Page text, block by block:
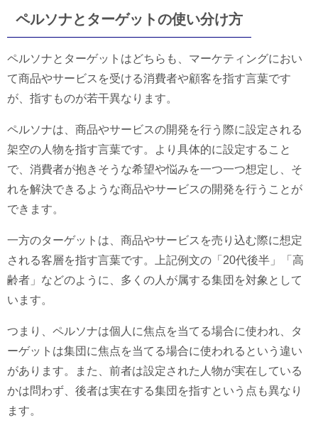
ペルソナとターゲットの使い分け方
ペルソナとターゲットはどちらも、マーケティングにおい
て商品やサービスを受ける消費者や顧客を指す言葉です
が、指すものが若干異なります。
ペルソナは、商品やサービスの開発を行う際に設定される
架空の人物を指す言葉です。より具体的に設定すること
で、消費者が抱きそうな希望や悩みを一つ一つ想定し、そ
れを解決できるような商品やサービスの開発を行うことが
できます。
一方のターゲットは、商品やサービスを売り込む際に想定
される客層を指す言葉です。上記例文の「20代後半」「高
齢者」などのように、多くの人が属する集団を対象として
います。
つまり、ペルソナは個人に焦点を当てる場合に使われ、タ
ーゲットは集団に焦点を当てる場合に使われるという違い
があります。また、前者は設定された人物が実在している
かは問わず、後者は実在する集団を指すという点も異なり
ます。